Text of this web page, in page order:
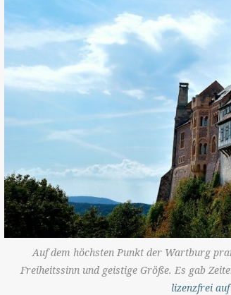
Auf dem höchsten Punkt der Wartburg
Freiheitssinn und geistige Größe. Es gab
lizenzfrei